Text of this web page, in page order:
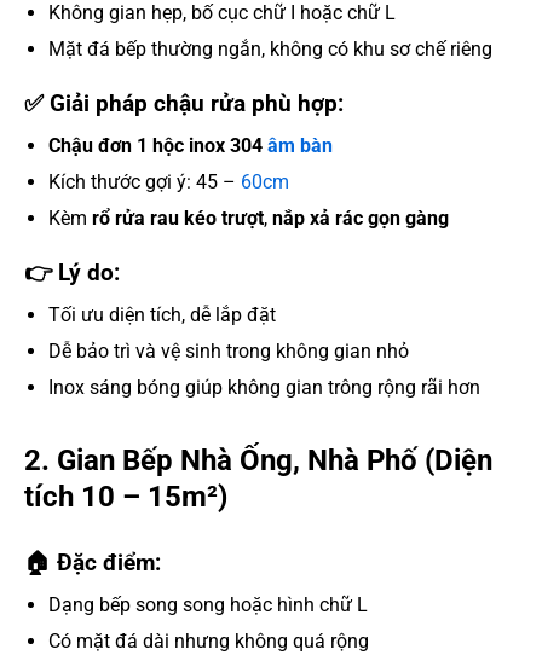
Không gian hẹp, bố cục chữ I hoặc chữ L
Mặt đá bếp thường ngắn, không có khu sơ chế riêng
✅ Giải pháp chậu rửa phù hợp:
Chậu đơn 1 hộc inox 304 âm bàn
Kích thước gợi ý: 45 – 60cm
Kèm rổ rửa rau kéo trượt, nắp xả rác gọn gàng
👉 Lý do:
Tối ưu diện tích, dễ lắp đặt
Dễ bảo trì và vệ sinh trong không gian nhỏ
Inox sáng bóng giúp không gian trông rộng rãi hơn
2. Gian Bếp Nhà Ống, Nhà Phố (Diện
tích 10 – 15m²)
🏠 Đặc điểm:
Dạng bếp song song hoặc hình chữ L
Có mặt đá dài nhưng không quá rộng